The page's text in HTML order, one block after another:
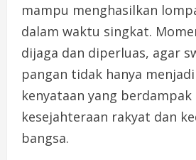
mampu menghasilkan
dalam waktu singkat.
dijaga dan diperluas, agar
pangan tidak hanya
kenyataan yang berdampak
kesejahteraan rakyat dan
bangsa.